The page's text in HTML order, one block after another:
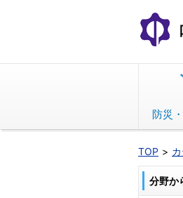
文
へ
動
防災
TOP
分野か